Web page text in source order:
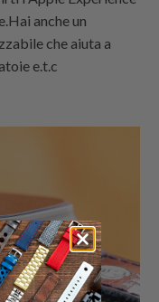
anche un
che aiuta a
e.t.c